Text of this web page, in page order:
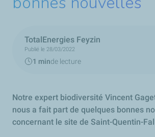
TotalEnergies Feyzin
Publié le 28/03/2022
1 minde lecture
Notre expert biodiversité Vincent
nous a fait part de quelques bonnes
concernant le site de Saint-Quentin-